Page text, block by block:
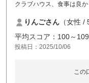
クラブハウス、食事は良
コースの行き方もわかり
ストレスが溜まります。
コースはティーグラウン
ッシャーがかかり、ラフ
でも、そのようなコース
りんごさん （女性 /
平均スコア：100～109
投稿日：2025/10/06
この